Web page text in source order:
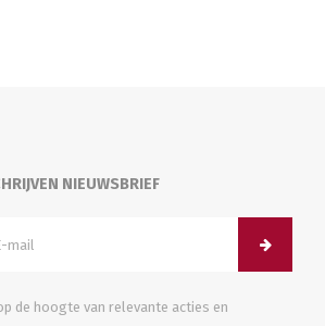
NIEUWSBRIEF
de hoogte van relevante acties en